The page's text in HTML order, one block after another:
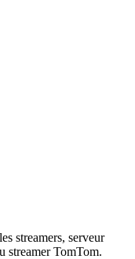
streamers, serveur
streamer TomTom.